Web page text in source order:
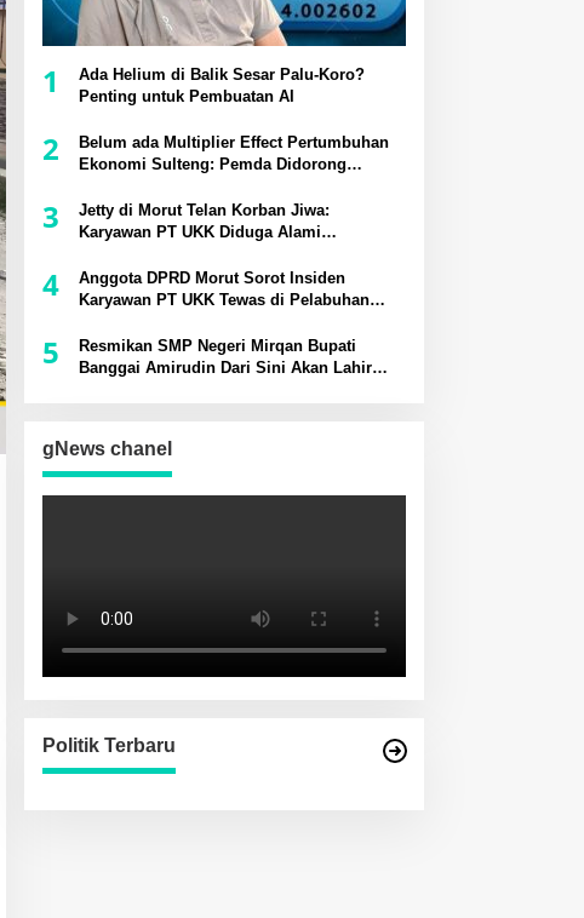
1
Ada Helium di Balik Sesar Palu-Koro?
Penting untuk Pembuatan AI
2
Belum ada Multiplier Effect Pertumbuhan
Ekonomi Sulteng: Pemda Didorong
3
Jetty di Morut Telan Korban Jiwa:
Karyawan PT UKK Diduga Alami
4
Anggota DPRD Morut Sorot Insiden
Karyawan PT UKK Tewas di Pelabuhan
5
Resmikan SMP Negeri Mirqan Bupati
Banggai Amirudin Dari Sini Akan Lahir
gNews chanel
Politik Terbaru